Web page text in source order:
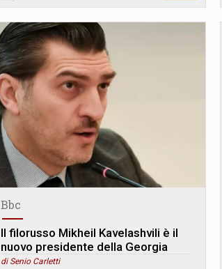
Bbc
Il filorusso Mikheil Kavelashvili è il
nuovo presidente della Georgia
di Senio Carletti